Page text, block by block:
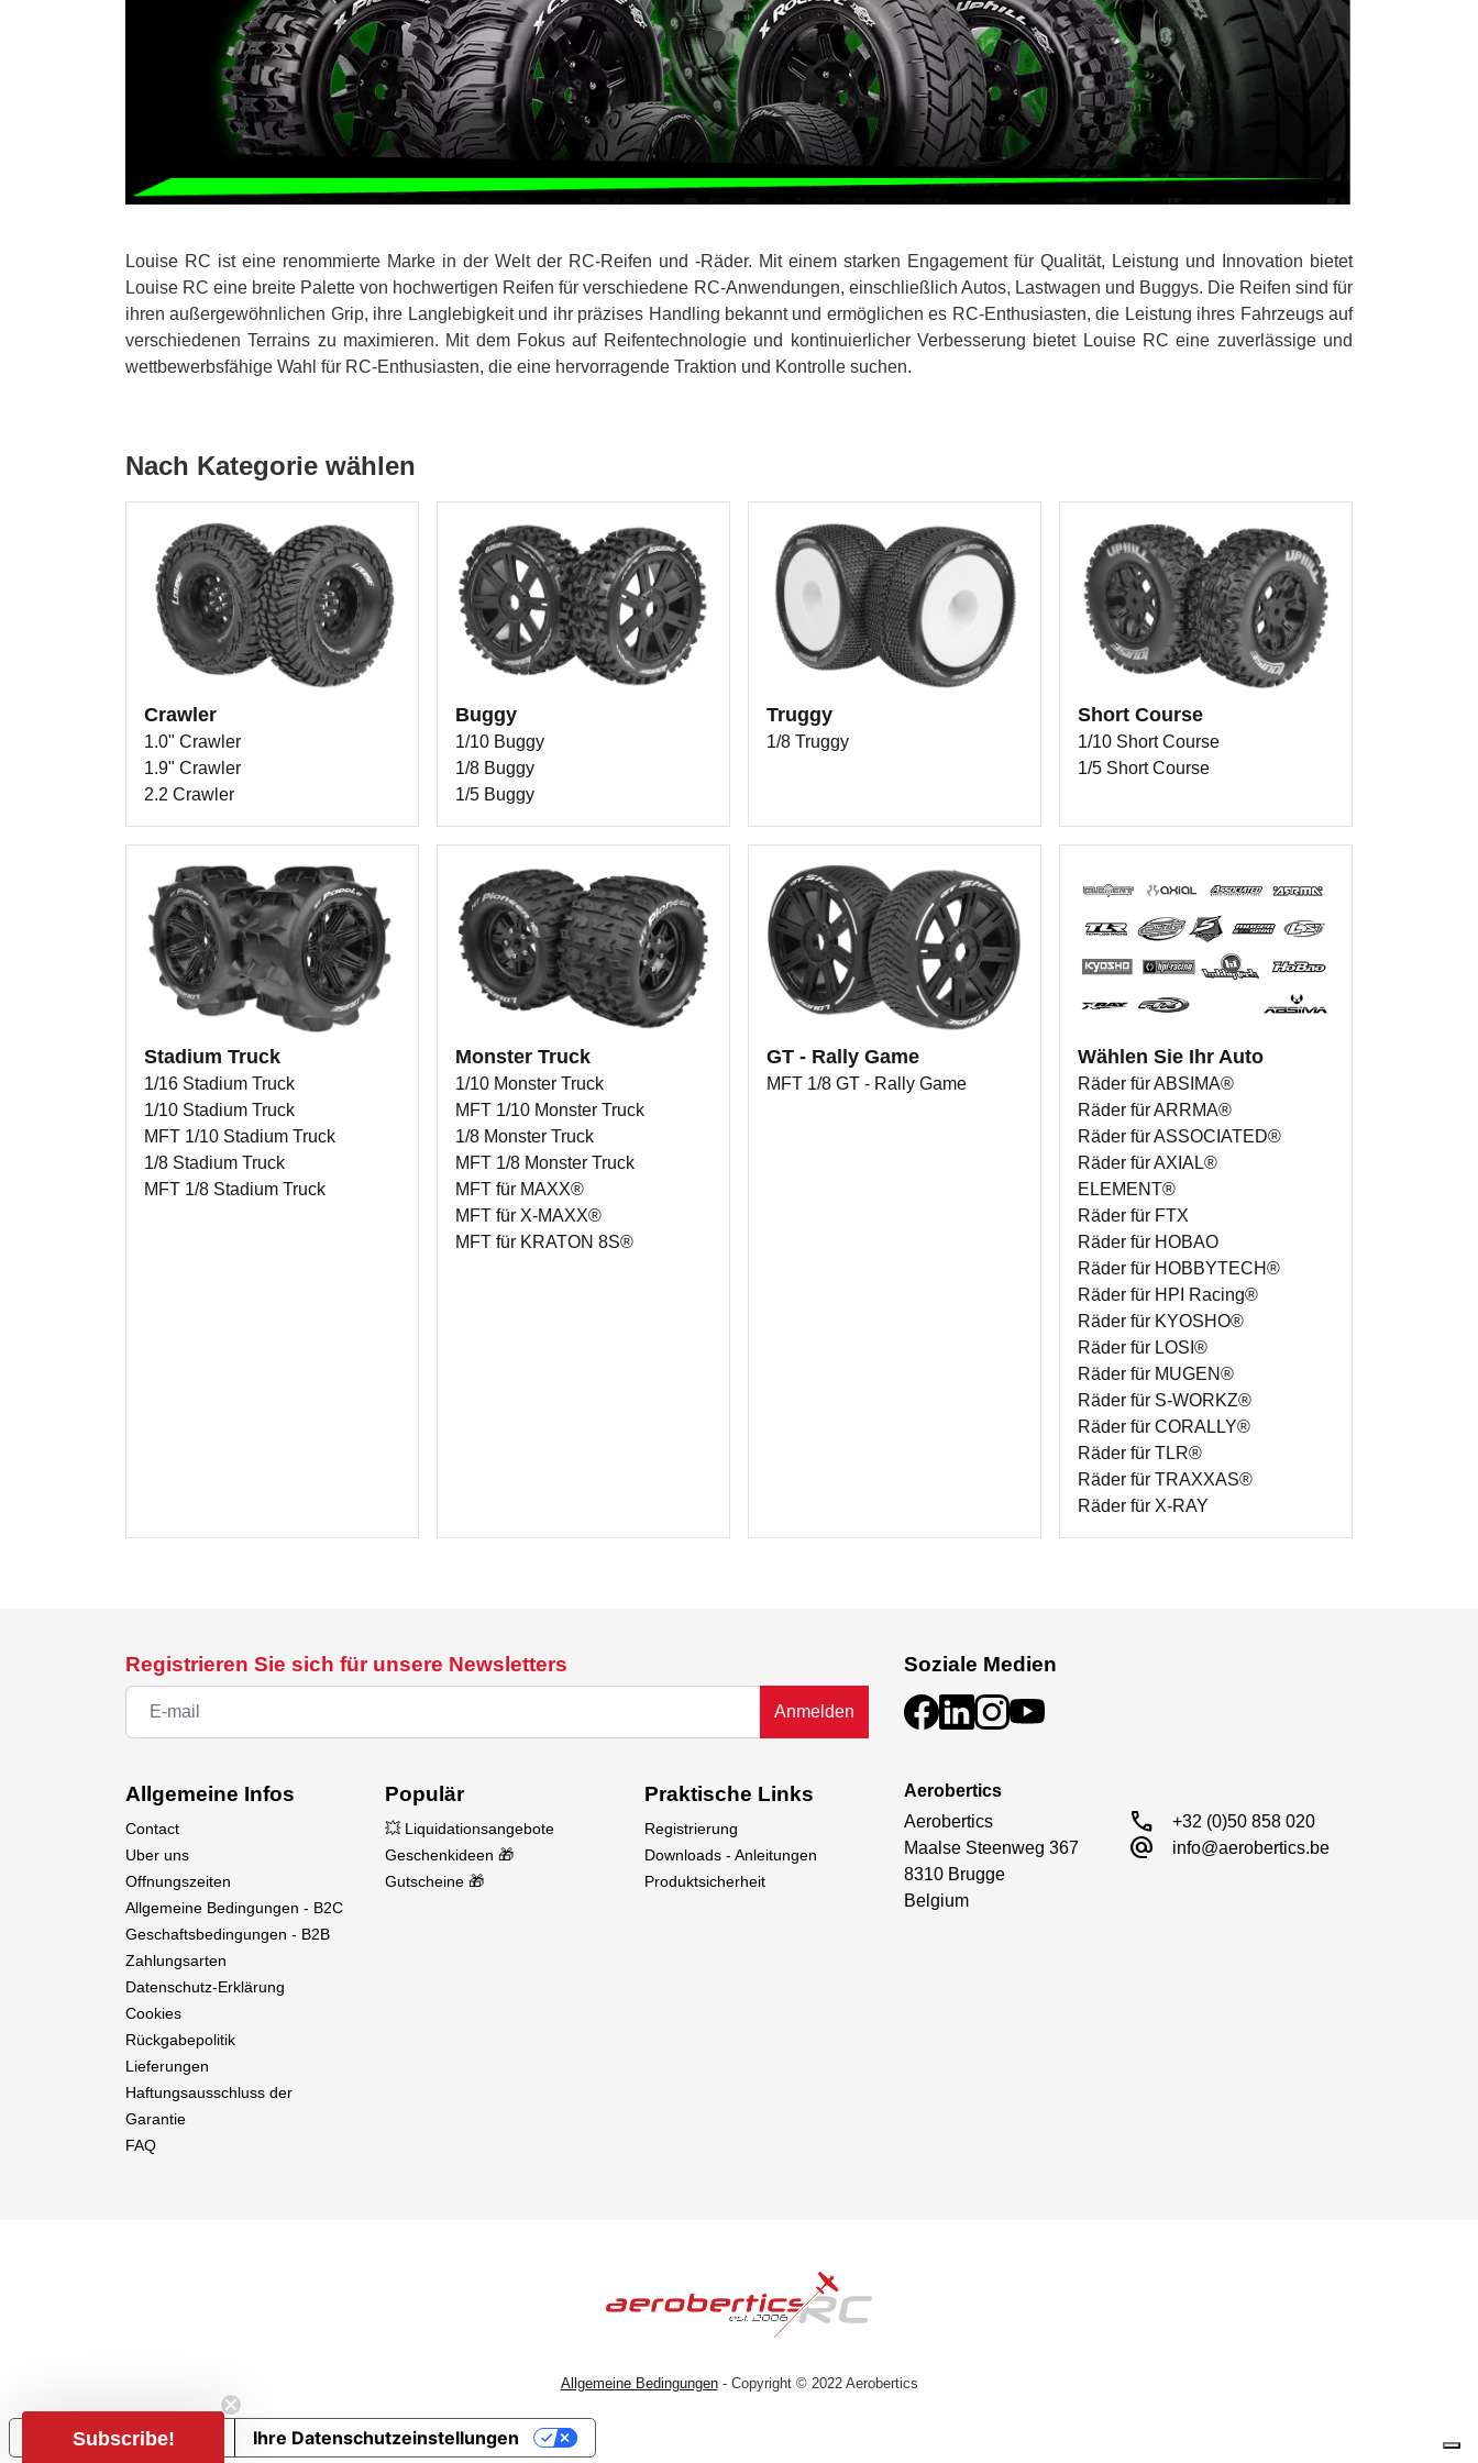
Louise RC ist eine renommierte Marke in der Welt der RC-Reifen und -Räder. Mit einem starken Engagement für Qualität, Leistung und Innovation bietet
Louise RC eine breite Palette von hochwertigen Reifen für verschiedene RC-Anwendungen, einschließlich Autos, Lastwagen und Buggys. Die Reifen sind für
ihren außergewöhnlichen Grip, ihre Langlebigkeit und ihr präzises Handling bekannt und ermöglichen es RC-Enthusiasten, die Leistung ihres Fahrzeugs auf
verschiedenen Terrains zu maximieren. Mit dem Fokus auf Reifentechnologie und kontinuierlicher Verbesserung bietet Louise RC eine zuverlässige und
wettbewerbsfähige Wahl für RC-Enthusiasten, die eine hervorragende Traktion und Kontrolle suchen.
Nach Kategorie wählen
Crawler
1.0" Crawler
1.9" Crawler
2.2 Crawler
Buggy
1/10 Buggy
1/8 Buggy
1/5 Buggy
Truggy
1/8 Truggy
Short Course
1/10 Short Course
1/5 Short Course
Stadium Truck
1/16 Stadium Truck
1/10 Stadium Truck
MFT 1/10 Stadium Truck
1/8 Stadium Truck
MFT 1/8 Stadium Truck
Monster Truck
1/10 Monster Truck
MFT 1/10 Monster Truck
1/8 Monster Truck
MFT 1/8 Monster Truck
MFT für MAXX®
MFT für X-MAXX®
MFT für KRATON 8S®
GT - Rally Game
MFT 1/8 GT - Rally Game
Wählen Sie Ihr Auto
Räder für ABSIMA®
Räder für ARRMA®
Räder für ASSOCIATED®
Räder für AXIAL®
ELEMENT®
Räder für FTX
Räder für HOBAO
Räder für HOBBYTECH®
Räder für HPI Racing®
Räder für KYOSHO®
Räder für LOSI®
Räder für MUGEN®
Räder für S-WORKZ®
Räder für CORALLY®
Räder für TLR®
Räder für TRAXXAS®
Räder für X-RAY
Registrieren Sie sich für unsere Newsletters
Anmelden
Soziale Medien
Allgemeine Infos
Contact
Uber uns
Offnungszeiten
Allgemeine Bedingungen - B2C
Geschaftsbedingungen - B2B
Zahlungsarten
Datenschutz-Erklärung
Cookies
Rückgabepolitik
Lieferungen
Haftungsausschluss der
Garantie
FAQ
Populär
💥 Liquidationsangebote
Geschenkideen 🎁
Gutscheine 🎁
Praktische Links
Registrierung
Downloads - Anleitungen
Produktsicherheit
Aerobertics
Aerobertics
Maalse Steenweg 367
8310 Brugge
Belgium
call +32 (0)50 858 020
alternate_email info@aerobertics.be
Allgemeine Bedingungen - Copyright © 2022 Aerobertics
Hinweis bei Erhebung Ihre Datenschutzeinstellungen
Subscribe!